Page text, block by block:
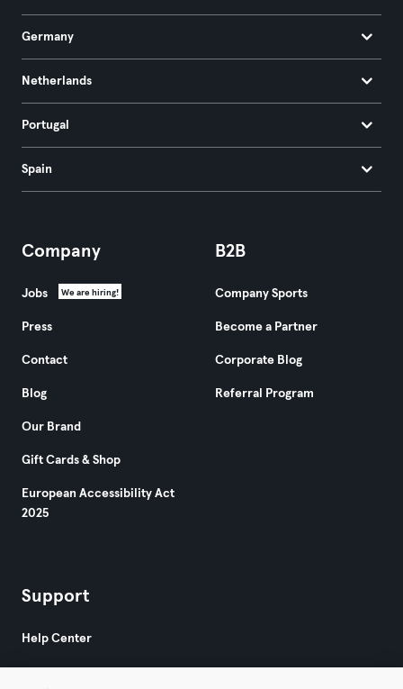
Germany
Netherlands
Portugal
Spain
Company
Jobs We are hiring!
Press
Contact
Blog
Our Brand
Gift Cards & Shop
European Accessibility Act
2025
B2B
Company Sports
Become a Partner
Corporate Blog
Referral Program
Support
Help Center